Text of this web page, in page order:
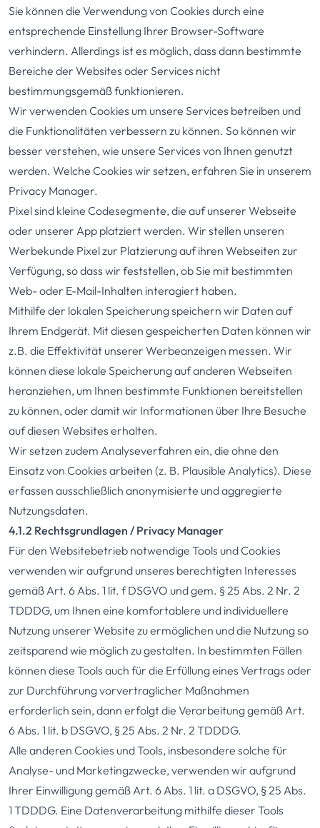
Sie können die Verwendung von Cookies durch eine
entsprechende Einstellung Ihrer Browser-Software
verhindern. Allerdings ist es möglich, dass dann bestimmte
Bereiche der Websites oder Services nicht
bestimmungsgemäß funktionieren.
Wir verwenden Cookies um unsere Services betreiben und
die Funktionalitäten verbessern zu können. So können wir
besser verstehen, wie unsere Services von Ihnen genutzt
werden. Welche Cookies wir setzen, erfahren Sie in unserem
Privacy Manager.
Pixel sind kleine Codesegmente, die auf unserer Webseite
oder unserer App platziert werden. Wir stellen unseren
Werbekunde Pixel zur Platzierung auf ihren Webseiten zur
Verfügung, so dass wir feststellen, ob Sie mit bestimmten
Web- oder E-Mail-Inhalten interagiert haben.
Mithilfe der lokalen Speicherung speichern wir Daten auf
Ihrem Endgerät. Mit diesen gespeicherten Daten können wir
z.B. die Effektivität unserer Werbeanzeigen messen. Wir
können diese lokale Speicherung auf anderen Webseiten
heranziehen, um Ihnen bestimmte Funktionen bereitstellen
zu können, oder damit wir Informationen über Ihre Besuche
auf diesen Websites erhalten.
Wir setzen zudem Analyseverfahren ein, die ohne den
Einsatz von Cookies arbeiten (z. B. Plausible Analytics). Diese
erfassen ausschließlich anonymisierte und aggregierte
Nutzungsdaten.
4.1.2 Rechtsgrundlagen / Privacy Manager
Für den Websitebetrieb notwendige Tools und Cookies
verwenden wir aufgrund unseres berechtigten Interesses
gemäß Art. 6 Abs. 1 lit. f DSGVO und gem. § 25 Abs. 2 Nr. 2
TDDDG, um Ihnen eine komfortablere und individuellere
Nutzung unserer Website zu ermöglichen und die Nutzung so
zeitsparend wie möglich zu gestalten. In bestimmten Fällen
können diese Tools auch für die Erfüllung eines Vertrags oder
zur Durchführung vorvertraglicher Maßnahmen
erforderlich sein, dann erfolgt die Verarbeitung gemäß Art.
6 Abs. 1 lit. b DSGVO, § 25 Abs. 2 Nr. 2 TDDDG.
Alle anderen Cookies und Tools, insbesondere solche für
Analyse- und Marketingzwecke, verwenden wir aufgrund
Ihrer Einwilligung gemäß Art. 6 Abs. 1 lit. a DSGVO, § 25 Abs.
1 TDDDG. Eine Datenverarbeitung mithilfe dieser Tools